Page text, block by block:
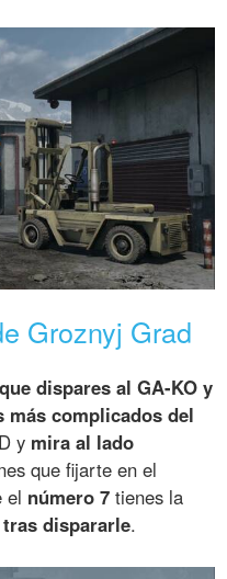
Groznyj Grad
dispares al GA-KO y
más complicados del
y mira al lado
que fijarte en el
el número 7 tienes la
dispararle.